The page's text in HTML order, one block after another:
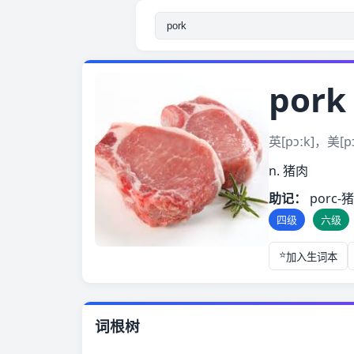
pork
英[pɔːk]，美
n. 猪肉
助记：
porc-
四级 六级
加入生词本
词根树